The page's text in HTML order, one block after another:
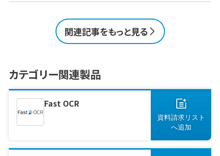
プデスクの活用です。AIが24時間体制で問い合
わせに即対応し、ナレッジの一元化や属人化の
防止にもつながります。 この記事では、AIヘルプ
デスクの仕組みや導入メリット、現場で実感でき
／デメリッ [&hellip;]
関連記事をもっと見る
カテゴリー関連製品
Fast OCR
資料請求リスト
へ追加